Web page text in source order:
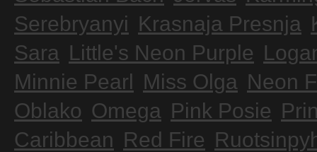
Serebryanyi Krasnaja Presnja
Sara Little's Neon Purple
Minnie Pearl Miss Olga Neon
Oblako Omega Pink Posie
Caribbean Red Fire